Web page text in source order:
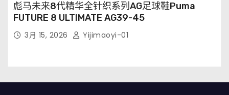
彪马未来8代精华全针织系列AG足球鞋Puma
FUTURE 8 ULTIMATE AG39-45
3月 15, 2026 Yijimaoyi-01